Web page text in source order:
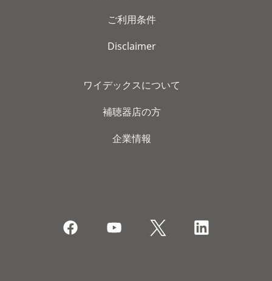
ご利用条件
Disclaimer
ワイデックスについて
補聴器店の方
企業情報